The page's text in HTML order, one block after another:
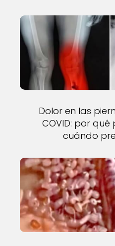
Dolor en las
COVID: por
cuándo